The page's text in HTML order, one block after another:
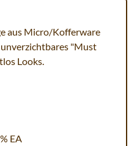
aus Micro/Kofferware
unverzichtbares "Must
Looks.
EA